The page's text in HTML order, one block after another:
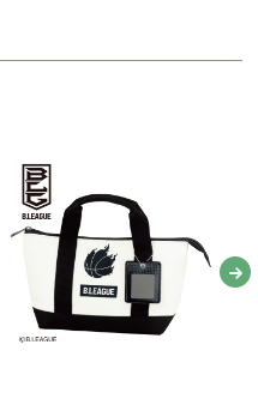
指をかけゆっくり手前に引き起
針1本/短針2本/ししゅう針1
針。（当社従来比）
通り 製造元：チューリップ株式